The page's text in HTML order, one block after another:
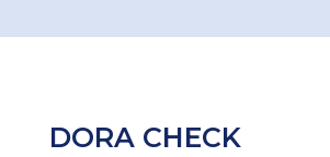
DORA CHECK